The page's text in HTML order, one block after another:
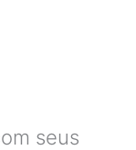
seus